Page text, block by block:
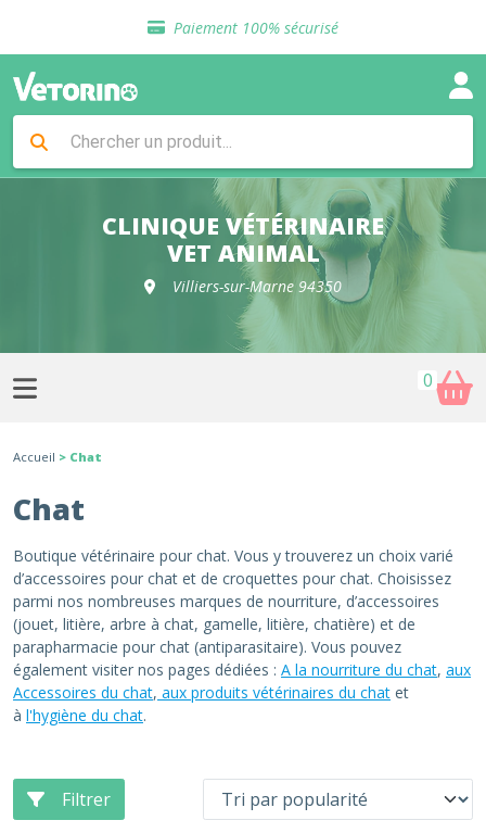
Paiement 100% sécurisé
Livraison gratuite en clinique vétérinaire
Sélection de croquettes vétérinaire
Livraison gratuite en clinique vétérinaire
Retour gratuit en clinique
Sélection de croquettes vétérinaire
CLINIQUE VÉTÉRINAIRE
VET ANIMAL
Villiers-sur-Marne 94350
0
Accueil > Chat
Chat
Boutique vétérinaire pour chat. Vous y trouverez un choix varié
d’accessoires pour chat et de croquettes pour chat. Choisissez
parmi nos nombreuses marques de nourriture, d’accessoires
(jouet, litière, arbre à chat, gamelle, litière, chatière) et de
parapharmacie pour chat (antiparasitaire). Vous pouvez
également visiter nos pages dédiées : A la nourriture du chat, aux
Accessoires du chat, aux produits vétérinaires du chat et
à l'hygiène du chat.
Filtrer